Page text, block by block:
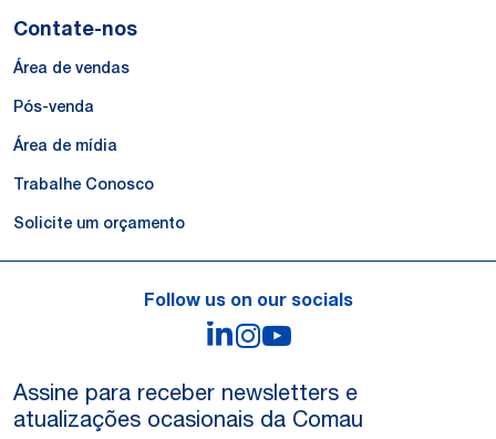
Contate-nos
Área de vendas
Pós-venda
Área de mídia
Trabalhe Conosco
Solicite um orçamento
Follow us on our socials
LinkedIn
Instagram
Assine para receber newsletters e
atualizações ocasionais da Comau